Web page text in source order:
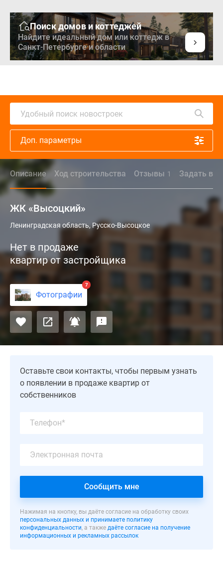
Поиск домов и коттеджей
Найдите идеальный дом или коттедж в
Санкт-Петербурге и области
Удобный поиск новостроек
Доп. параметры
Описание Ход строительства Отзывы 1 Задать
ЖК «Высоцкий»
ЖК
-
новый
архитектурный
проект
от
компании
«АСД».
Застройщик
хорошо
себя
сотрудничестве
«Главстрой»
«ЛСР»
строительстве
«Северная
долина»
«Цветной
Ленинградская область, Русско-Высоцкое
Нет в продаже
квартир от застройщика
Фотографии
7
Оставьте свои контакты, чтобы первым узнать
о появлении в продаже квартир от
собственников
Сообщить мне
Нажимая на кнопку, вы даёте согласие на обработку своих
персональных данных и принимаете политику
конфиденциальности, а также даёте согласие на получение
информационных и рекламных рассылок